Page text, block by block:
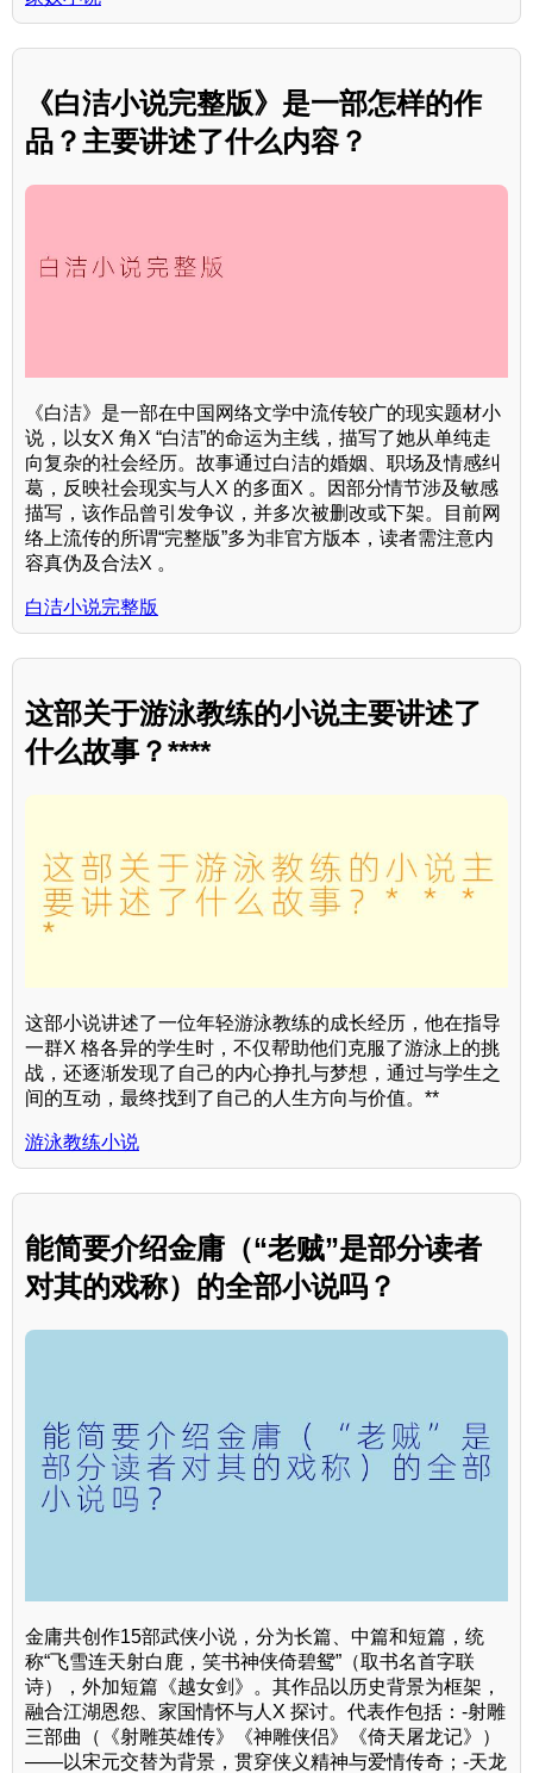
《白洁小说完整版》是一部怎样的作
品？主要讲述了什么内容？
《白洁》是一部在中国网络文学中流传较广的现实题材小
说，以女X 角X “白洁”的命运为主线，描写了她从单纯走
向复杂的社会经历。故事通过白洁的婚姻、职场及情感纠
葛，反映社会现实与人X 的多面X 。因部分情节涉及敏感
描写，该作品曾引发争议，并多次被删改或下架。目前网
络上流传的所谓“完整版”多为非官方版本，读者需注意内
容真伪及合法X 。
白洁小说完整版
这部关于游泳教练的小说主要讲述了
什么故事？****
这部小说讲述了一位年轻游泳教练的成长经历，他在指导
一群X 格各异的学生时，不仅帮助他们克服了游泳上的挑
战，还逐渐发现了自己的内心挣扎与梦想，通过与学生之
间的互动，最终找到了自己的人生方向与价值。**
游泳教练小说
能简要介绍金庸（“老贼”是部分读者
对其的戏称）的全部小说吗？
金庸共创作15部武侠小说，分为长篇、中篇和短篇，统
称“飞雪连天射白鹿，笑书神侠倚碧鸳”（取书名首字联
诗），外加短篇《越女剑》。其作品以历史背景为框架，
融合江湖恩怨、家国情怀与人X 探讨。代表作包括：-射雕
三部曲（《射雕英雄传》《神雕侠侣》《倚天屠龙记》）
——以宋元交替为背景，贯穿侠义精神与爱情传奇；-天龙